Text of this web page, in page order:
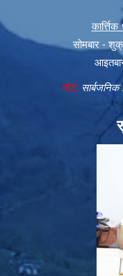
सोमबार -
नोट:सार्बजनिक